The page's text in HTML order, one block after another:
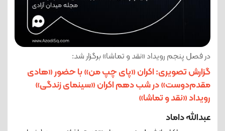
در فصل پنجم رویداد «نقد و تماشا» برگزار شد:
گزارش تصویری: اکران «پای چپ من» با حضور «هادی
مقدم‌دوست» در شب دهم اکران «سینمای زندگی»
رویداد «نقد و تماشا»
عبدالله داماد